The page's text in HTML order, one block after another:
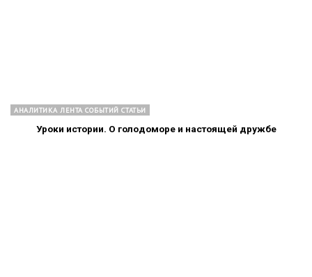
АНАЛИТИКА ЛЕНТА СОБЫТИЙ СТАТЬИ
Уроки истории. О голодоморе и настоящей дружбе